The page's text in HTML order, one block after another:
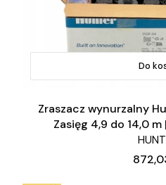
Do
Zraszacz wynurzalny
Zasięg 4,9 do 14,0
Cena